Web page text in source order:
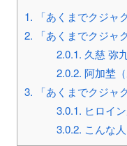
1. 「あくまでクジャ
2. 「あくまでクジャ
2.0.1. 久慈 弥
2.0.2. 阿加埜（
3. 「あくまでクジャ
3.0.1. ヒロイ
3.0.2. こんな